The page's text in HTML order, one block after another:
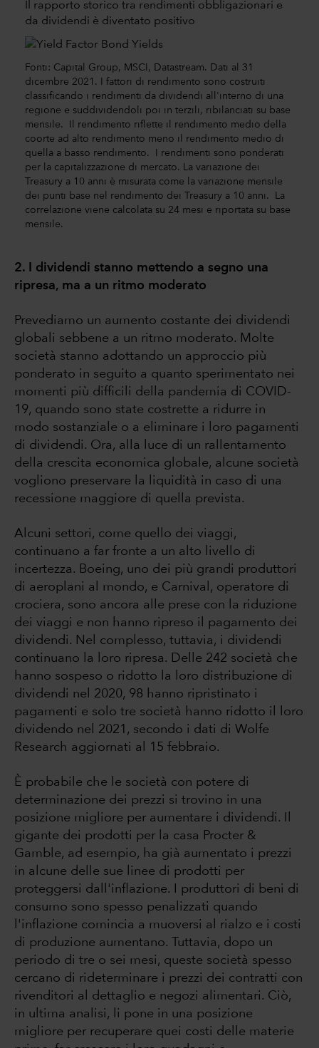
Il rapporto storico tra rendimenti obbligazionari e
da dividendi è diventato positivo
Fonti: Capital Group, MSCI, Datastream. Dati al 31
dicembre 2021. I fattori di rendimento sono costruiti
classificando i rendimenti da dividendi all'interno di una
regione e suddividendoli poi in terzili, ribilanciati su base
mensile. Il rendimento riflette il rendimento medio della
coorte ad alto rendimento meno il rendimento medio di
quella a basso rendimento. I rendimenti sono ponderati
per la capitalizzazione di mercato. La variazione dei
Treasury a 10 anni è misurata come la variazione mensile
dei punti base nel rendimento dei Treasury a 10 anni. La
correlazione viene calcolata su 24 mesi e riportata su base
mensile.
2. I dividendi stanno mettendo a segno una
ripresa, ma a un ritmo moderato
Prevediamo un aumento costante dei dividendi
globali sebbene a un ritmo moderato. Molte
società stanno adottando un approccio più
ponderato in seguito a quanto sperimentato nei
momenti più difficili della pandemia di COVID-
19, quando sono state costrette a ridurre in
modo sostanziale o a eliminare i loro pagamenti
di dividendi. Ora, alla luce di un rallentamento
della crescita economica globale, alcune società
vogliono preservare la liquidità in caso di una
recessione maggiore di quella prevista.
Alcuni settori, come quello dei viaggi,
continuano a far fronte a un alto livello di
incertezza. Boeing, uno dei più grandi produttori
di aeroplani al mondo, e Carnival, operatore di
crociera, sono ancora alle prese con la riduzione
dei viaggi e non hanno ripreso il pagamento dei
dividendi. Nel complesso, tuttavia, i dividendi
continuano la loro ripresa. Delle 242 società che
hanno sospeso o ridotto la loro distribuzione di
dividendi nel 2020, 98 hanno ripristinato i
pagamenti e solo tre società hanno ridotto il loro
dividendo nel 2021, secondo i dati di Wolfe
Research aggiornati al 15 febbraio.
È probabile che le società con potere di
determinazione dei prezzi si trovino in una
posizione migliore per aumentare i dividendi. Il
gigante dei prodotti per la casa Procter &
Gamble, ad esempio, ha già aumentato i prezzi
in alcune delle sue linee di prodotti per
proteggersi dall'inflazione. I produttori di beni di
consumo sono spesso penalizzati quando
l'inflazione comincia a muoversi al rialzo e i costi
di produzione aumentano. Tuttavia, dopo un
periodo di tre o sei mesi, queste società spesso
cercano di rideterminare i prezzi dei contratti con
rivenditori al dettaglio e negozi alimentari. Ciò,
in ultima analisi, li pone in una posizione
migliore per recuperare quei costi delle materie